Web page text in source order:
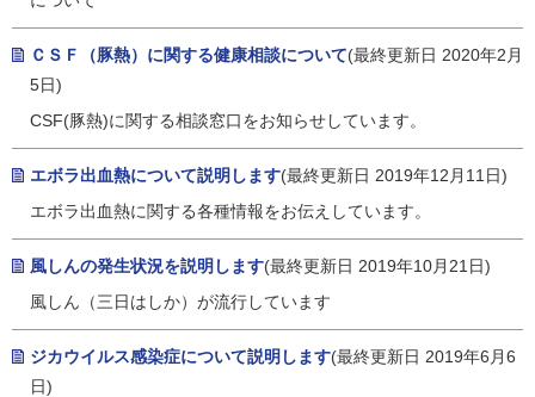
ＣＳＦ（豚熱）に関する健康相談について(最終更新日 2020年2月
5日)
CSF(豚熱)に関する相談窓口をお知らせしています。
エボラ出血熱について説明します(最終更新日 2019年12月11日)
エボラ出血熱に関する各種情報をお伝えしています。
風しんの発生状況を説明します(最終更新日 2019年10月21日)
風しん（三日はしか）が流行しています
ジカウイルス感染症について説明します(最終更新日 2019年6月6
日)